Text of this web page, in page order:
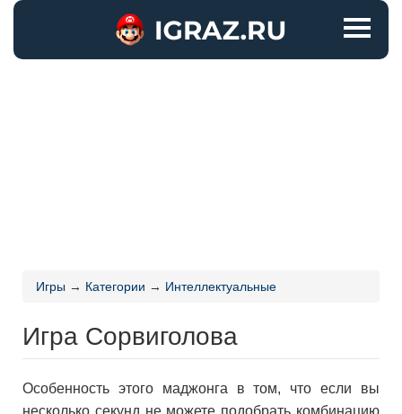
Игры → Категории → Интеллектуальные
Игра Сорвиголова
Особенность этого маджонга в том, что если вы
несколько секунд не можете подобрать комбинацию